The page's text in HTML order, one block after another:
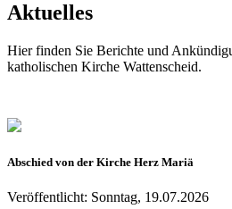
Aktuelles
Hier finden Sie Berichte und
katholischen Kirche Wattenscheid.
Abschied von der Kirche Herz Mariä
Veröffentlicht: Sonntag, 19.07.2026